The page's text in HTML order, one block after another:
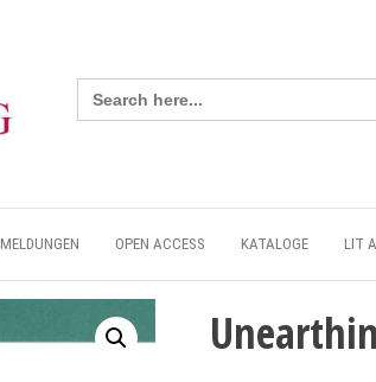
Search
for:
MELDUNGEN OPEN ACCESS KATALOGE LIT